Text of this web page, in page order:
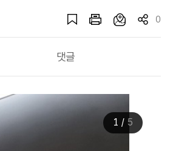
0
댓글
1 / 5